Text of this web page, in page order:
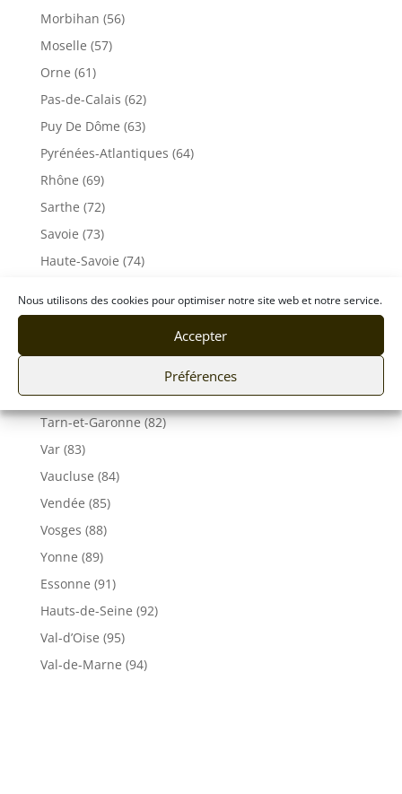
Nous utilisons des cookies pour optimiser notre site web et notre service.
Accepter
Préférences
Morbihan (56)
Moselle (57)
Orne (61)
Pas-de-Calais (62)
Puy De Dôme (63)
Pyrénées-Atlantiques (64)
Rhône (69)
Sarthe (72)
Savoie (73)
Haute-Savoie (74)
Seine-Maritime (76)
Tarn (81)
Tarn-et-Garonne (82)
Var (83)
Vaucluse (84)
Vendée (85)
Vosges (88)
Yonne (89)
Essonne (91)
Hauts-de-Seine (92)
Val-d’Oise (95)
Val-de-Marne (94)